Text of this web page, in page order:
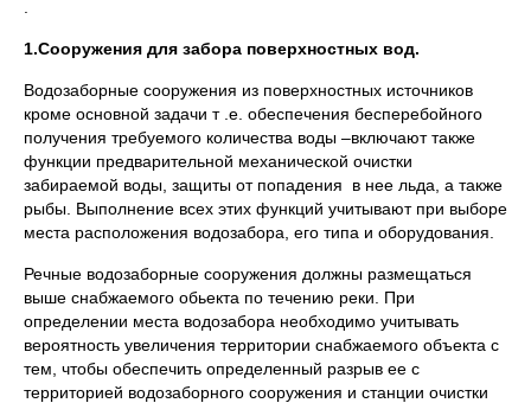
1.Сооружения для забора поверхностных вод.
Водозаборные сооружения из поверхностных источников
кроме основной задачи т .е. обеспечения бесперебойного
получения требуемого количества воды –включают также
функции предварительной механической очистки
забираемой воды, защиты от попадения в нее льда, а также
рыбы. Выполнение всех этих функций учитывают при выборе
места расположения водозабора, его типа и оборудования.
Речные водозаборные сооружения должны размещаться
выше снабжаемого обьекта по течению реки. При
определении места водозабора необходимо учитывать
вероятность увеличения территории снабжаемого объекта с
тем, чтобы обеспечить определенный разрыв ее с
территорией водозаборного сооружения и станции очистки